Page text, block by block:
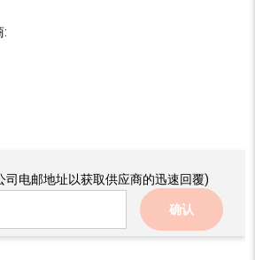
:
司电邮地址以获取供应商的迅速回覆)
确认